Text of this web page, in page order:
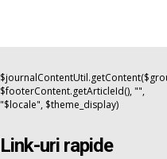
$footerContent.getArticleId(), "",
"$locale", $theme_display)
Link-uri rapide